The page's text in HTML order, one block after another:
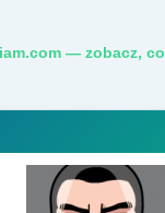
— zobacz,